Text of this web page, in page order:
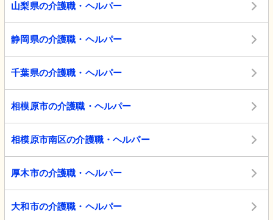
山梨県の介護職・ヘルパー
静岡県の介護職・ヘルパー
千葉県の介護職・ヘルパー
相模原市の介護職・ヘルパー
相模原市南区の介護職・ヘルパー
厚木市の介護職・ヘルパー
大和市の介護職・ヘルパー